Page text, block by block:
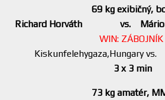
69 kg exibičný,
Richard Horváth vs. Mário
WIN: ZÁBOJNÍK
Kiskunfelehygaza,Hungary
3 x 3 min
73 kg amatér,